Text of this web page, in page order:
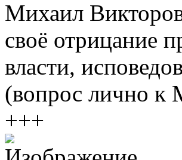
Михаил
своё отрицание
власти,
(вопрос лично к
+++